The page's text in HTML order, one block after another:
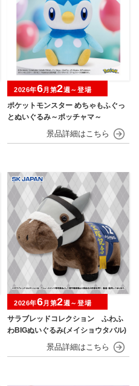
ポケットモンスター めちゃもふぐっ
とぬいぐるみ～ポッチャマ～
2026年6月第2週～登場
サラブレッドコレクション ふわふ
わBIGぬいぐるみ(メイショウタバル)
2026年6月第2週～登場